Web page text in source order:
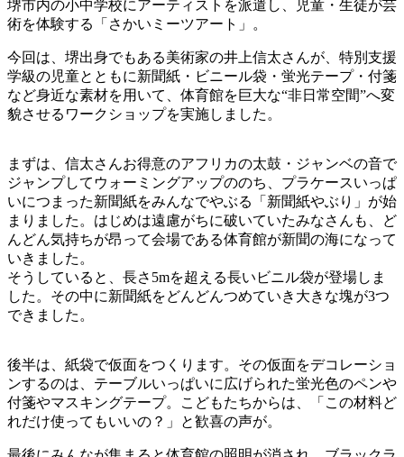
堺市内の小中学校にアーティストを派遣し、児童・生徒が芸
術を体験する「さかいミーツアート」。
今回は、堺出身でもある美術家の井上信太さんが、特別支援
学級の児童とともに新聞紙・ビニール袋・蛍光テープ・付箋
など身近な素材を用いて、体育館を巨大な“非日常空間”へ変
貌させるワークショップを実施しました。
まずは、信太さんお得意のアフリカの太鼓・ジャンベの音で
ジャンプしてウォーミングアップののち、プラケースいっぱ
いにつまった新聞紙をみんなでやぶる「新聞紙やぶり」が始
まりました。はじめは遠慮がちに破いていたみなさんも、ど
んどん気持ちが昂って会場である体育館が新聞の海になって
いきました。
そうしていると、長さ5mを超える長いビニル袋が登場しま
した。その中に新聞紙をどんどんつめていき大きな塊が3つ
できました。
後半は、紙袋で仮面をつくります。その仮面をデコレーショ
ンするのは、テーブルいっぱいに広げられた蛍光色のペンや
付箋やマスキングテープ。こどもたちからは、「この材料ど
れだけ使ってもいいの？」と歓喜の声が。